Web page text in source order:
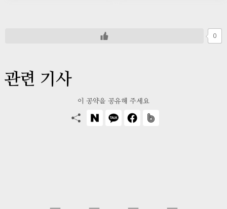
0
관련 기사
이 공약을 공유해 주세요